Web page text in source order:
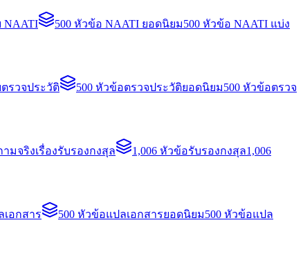
NAATI 500 หัวข้อ NAATI ยอดนิยม500 หัวข้อ NAATI แบ่ง
รวจประวัติ 500 หัวข้อตรวจประวัติยอดนิยม500 หัวข้อตรวจ
ามจริงเรื่องรับรองกงสุล 1,006 หัวข้อรับรองกงสุล1,006
เอกสาร 500 หัวข้อแปลเอกสารยอดนิยม500 หัวข้อแปล